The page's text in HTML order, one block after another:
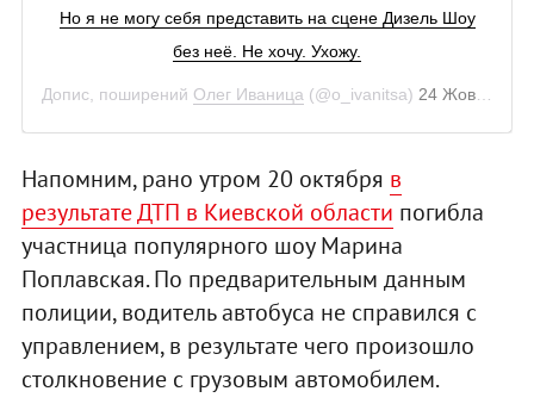
Но я не могу себя представить на сцене Дизель Шоу
без неё. Не хочу. Ухожу.
Допис, поширений Олег Иваница(@o_ivanitsa) 24 Жов 2018 р. о 6:31 PDT
Напомним, рано утром 20 октября в
результате ДТП в Киевской области погибла
участница популярного шоу Марина
Поплавская. По предварительным данным
полиции, водитель автобуса не справился с
управлением, в результате чего произошло
столкновение с грузовым автомобилем.